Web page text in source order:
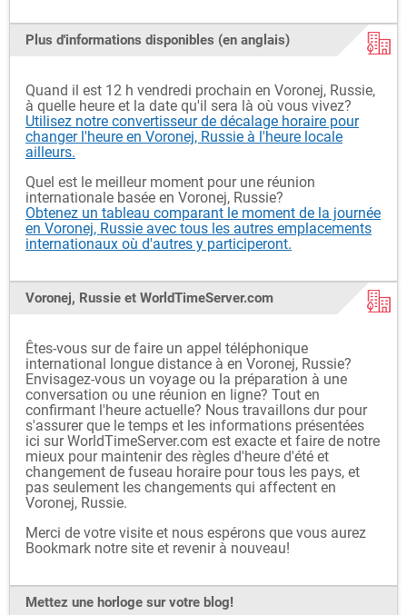
Plus d'informations disponibles (en anglais)
Quand il est 12 h vendredi prochain en Voronej, Russie,
à quelle heure et la date qu'il sera là où vous vivez?
Utilisez notre convertisseur de décalage horaire pour
changer l'heure en Voronej, Russie à l'heure locale
ailleurs.
Quel est le meilleur moment pour une réunion
internationale basée en Voronej, Russie?
Obtenez un tableau comparant le moment de la journée
en Voronej, Russie avec tous les autres emplacements
internationaux où d'autres y participeront.
Voronej, Russie et WorldTimeServer.com
Êtes-vous sur de faire un appel téléphonique
international longue distance à en Voronej, Russie?
Envisagez-vous un voyage ou la préparation à une
conversation ou une réunion en ligne? Tout en
confirmant l'heure actuelle? Nous travaillons dur pour
s'assurer que le temps et les informations présentées
ici sur WorldTimeServer.com est exacte et faire de notre
mieux pour maintenir des règles d'heure d'été et
changement de fuseau horaire pour tous les pays, et
pas seulement les changements qui affectent en
Voronej, Russie.
Merci de votre visite et nous espérons que vous aurez
Bookmark notre site et revenir à nouveau!
Mettez une horloge sur votre blog!